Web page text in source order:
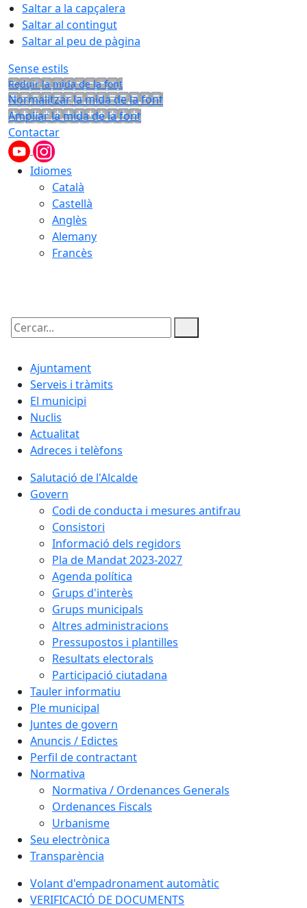
Saltar a la capçalera
Saltar al contingut
Saltar al peu de pàgina
Sense estils
Reduir la mida de la font
Normalitzar la mida de la font
Ampliar la mida de la font
Contactar
Idiomes
Català
Castellà
Anglès
Alemany
Francès
Cercar:
Ajuntament
Serveis i tràmits
El municipi
Nuclis
Actualitat
Adreces i telèfons
Salutació de l'Alcalde
Govern
Codi de conducta i mesures antifrau
Consistori
Informació dels regidors
Pla de Mandat 2023-2027
Agenda política
Grups d'interès
Grups municipals
Altres administracions
Pressupostos i plantilles
Resultats electorals
Participació ciutadana
Tauler informatiu
Ple municipal
Juntes de govern
Anuncis / Edictes
Perfil de contractant
Normativa
Normativa / Ordenances Generals
Ordenances Fiscals
Urbanisme
Seu electrònica
Transparència
Volant d'empadronament automàtic
VERIFICACIÓ DE DOCUMENTS